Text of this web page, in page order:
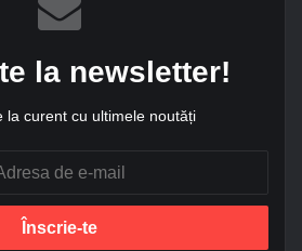
la newsletter!
la curent cu ultimele noutăți